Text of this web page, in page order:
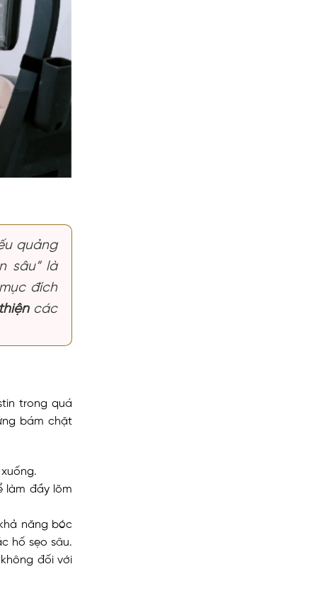
quảng
sâu” là
đích
các
trong quá
bám chặt
làm đầy lõm
năng bóc
hố sẹo sâu.
đối với